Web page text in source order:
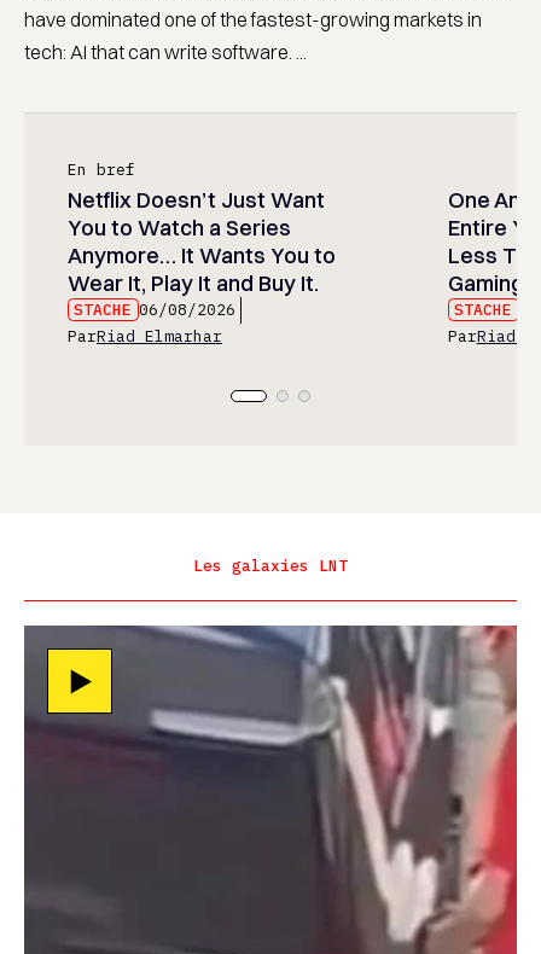
have dominated one of the fastest-growing markets in
tech: AI that can write software. ...
En bref
Netflix Doesn’t Just Want
You to Watch a Series
Anymore… It Wants You to
Wear It, Play It and Buy It.
STACHE 06/08/2026
ParRiad Elmarhar
One
Entire
Less
Gaming
STACHE
ParRiad
Les galaxies LNT